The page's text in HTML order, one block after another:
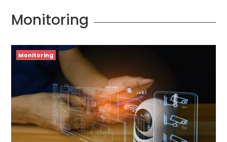
Monitoring
Monitoring